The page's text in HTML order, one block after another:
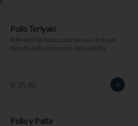
Pollo Teriyaki
Pollo deshilachado, salsa teriyaki, lechuga,
tomate, palta, mayonesa, pan ciabatta
S/ 25.90
Pollo y Palta